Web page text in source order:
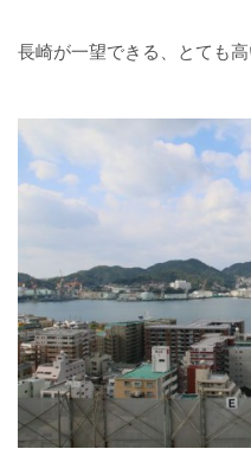
長崎が一望できる、とても高